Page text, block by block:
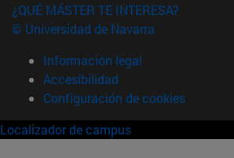
¿QUÉ MÁSTER TE INTERESA?
© Universidad de Navarra
Información legal
Accesibilidad
Configuración de cookies
Localizador de campus